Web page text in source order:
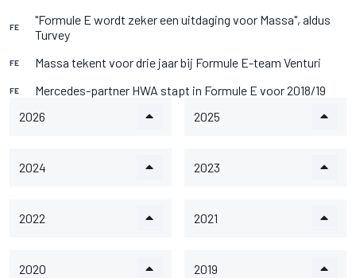
FE
"Formule E wordt zeker een uitdaging voor Massa", aldus
Turvey
FE Massa tekent voor drie jaar bij Formule E-team Venturi
FE
Mercedes-partner HWA stapt in Formule E voor 2018/19
2026
2025
2024 2023
2022 2021
2020 2019